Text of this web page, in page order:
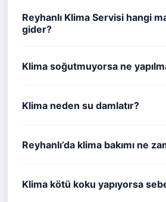
Reyhanlı Klima Servisi hangi
gider?
Klima soğutmuyorsa ne
Klima neden su damlatır?
Reyhanlı’da klima bakımı ne
Klima kötü koku yapıyorsa